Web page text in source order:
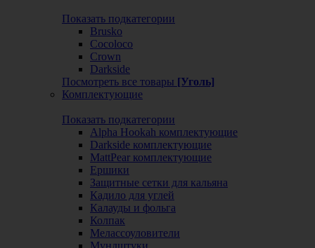
Показать подкатегории
Brusko
Cocoloco
Crown
Darkside
Посмотреть все товары [Уголь]
Комплектующие
Показать подкатегории
Alpha Hookah комплектующие
Darkside комплектующие
MattPear комплектующие
Ершики
Защитные сетки для кальяна
Кадило для углей
Калауды и фольга
Колпак
Мелассоуловители
Мундштуки